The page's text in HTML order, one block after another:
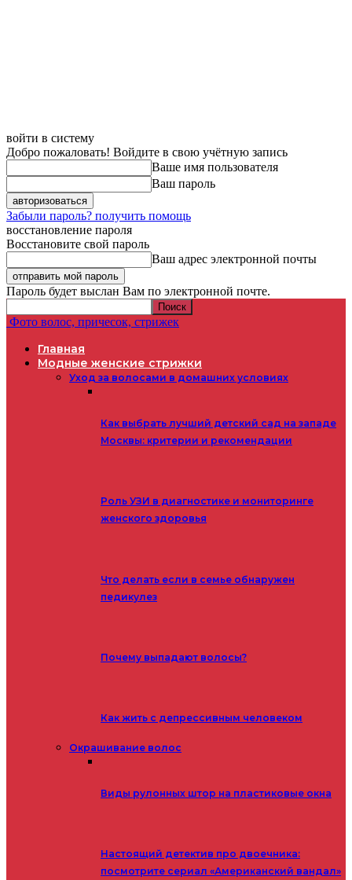
войти в систему
Добро пожаловать! Войдите в свою учётную запись
Ваше имя пользователя
Ваш пароль
Забыли пароль? получить помощь
восстановление пароля
Восстановите свой пароль
Ваш адрес электронной почты
Пароль будет выслан Вам по электронной почте.
Фото волос, причесок, стрижек
Главная
Модные женские стрижки
Уход за волосами в домашних условиях
Как выбрать лучший детский сад на западе
Москвы: критерии и рекомендации
Роль УЗИ в диагностике и мониторинге
женского здоровья
Что делать если в семье обнаружен
педикулез
Почему выпадают волосы?
Как жить с депрессивным человеком
Окрашивание волос
Виды рулонных штор на пластиковые окна
Настоящий детектив про двоечника:
посмотрите сериал «Американский вандал»